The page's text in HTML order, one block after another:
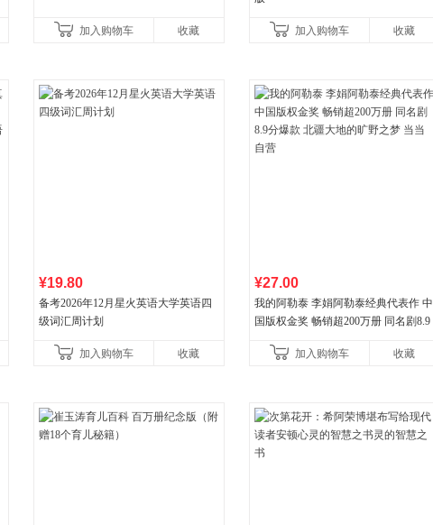
加入购物车 收藏 加入购物车 收藏
¥19.80
备考2026年12月星火英语大学英语四
级词汇周计划
加入购物车 收藏
¥27.00
我的阿勒泰 李娟阿勒泰经典代表作 中
国版权金奖 畅销超200万册 同名剧8.9
加入购物车
收藏